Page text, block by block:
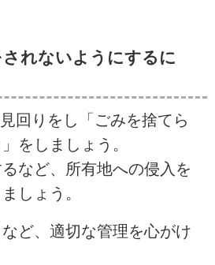
れないようにするに
回りをし「ごみを捨てら
をしましょう。
など、所有地への侵入を
しょう。
ど、適切な管理を心がけ